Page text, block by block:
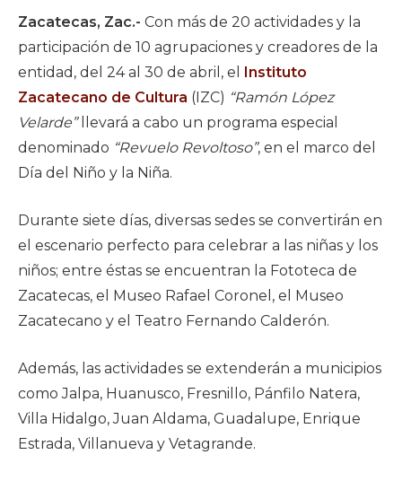
Zacatecas, Zac.- Con más de 20 actividades y la
participación de 10 agrupaciones y creadores de la
entidad, del 24 al 30 de abril, el
Instituto
Zacatecano de Cultura (IZC) “Ramón López
Velarde”llevará a cabo un programa especial
denominado “Revuelo Revoltoso”, en el marco del
Día del Niño y la Niña.
Durante siete días, diversas sedes se convertirán en
el escenario perfecto para celebrar a las niñas y los
niños; entre éstas se encuentran la Fototeca de
Zacatecas, el Museo Rafael Coronel, el Museo
Zacatecano y el Teatro Fernando Calderón.
Además, las actividades se extenderán a municipios
como Jalpa, Huanusco, Fresnillo, Pánfilo Natera,
Villa Hidalgo, Juan Aldama, Guadalupe, Enrique
Estrada, Villanueva y Vetagrande.